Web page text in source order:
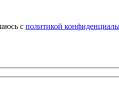
с политикой